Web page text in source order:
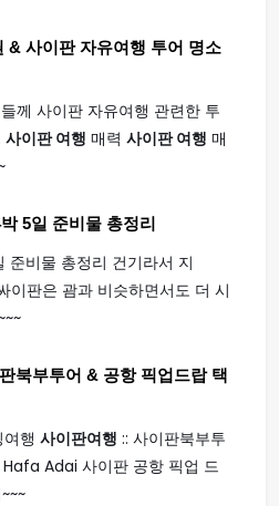
& 사이판 자유여행 투어 명소
께 사이판 자유여행 관련한 투
사이판 여행 매력 사이판 여행 매
5일 준비물 총정리
준비물 총정리 건기라서 지
이판은 괌과 비슷하면서도 더 시
북부투어 & 공항 픽업드랍 택
행 사이판여행 :: 사이판북부투
Adai 사이판 공항 픽업 드